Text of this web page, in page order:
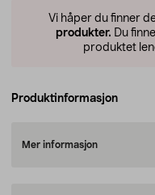
Vi håper du finner
produkter. Du
produktet
Produktinformasjon
Mer informasjon